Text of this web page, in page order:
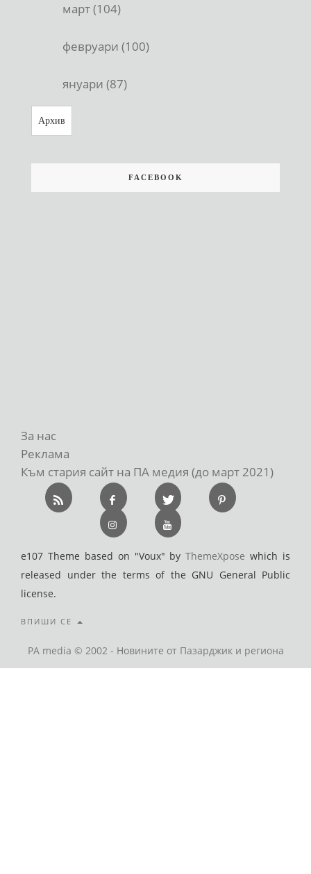
март (104)
февруари (100)
януари (87)
Архив
FACEBOOK
За нас
Реклама
Към стария сайт на ПА медия (до март 2021)
e107 Theme based on "Voux" byThemeXpose which is
released under the terms of the GNU General Public
license.
ВПИШИ СЕ
PA media © 2002 - Новините от Пазарджик и региона